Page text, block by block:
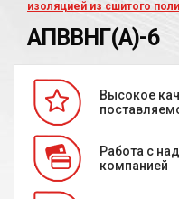
изоляцией из сшитого
АПВВНГ(A)-6
Высокое
Работа с
компанией